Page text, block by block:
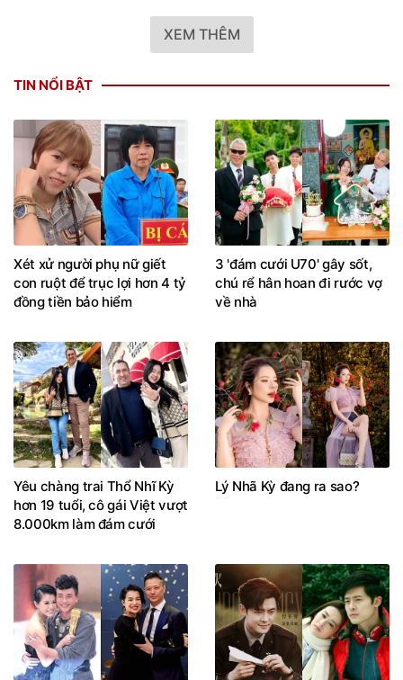
XEM THÊM
Xét xử người phụ nữ giết
con ruột để trục lợi hơn 4 tỷ
đồng tiền bảo hiểm
3 'đám cưới U70' gây sốt,
chú rể hân hoan đi rước vợ
về nhà
Yêu chàng trai Thổ Nhĩ Kỳ
hơn 19 tuổi, cô gái Việt vượt
8.000km làm đám cưới
Lý Nhã Kỳ đang ra sao?